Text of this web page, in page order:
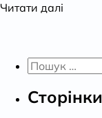
з 5
Читати далі
Пошук:
Сторінки